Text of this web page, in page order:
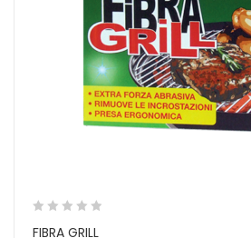
FIBRA GRILL